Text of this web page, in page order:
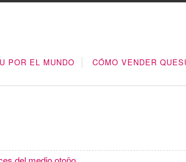
POR EL MUNDO CÓMO VENDER